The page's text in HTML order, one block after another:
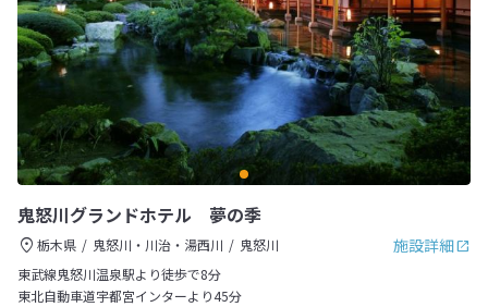
鬼怒川グランドホテル 夢の季
施設詳細
栃木県 鬼怒川・川治・湯西川
鬼怒川
東武線鬼怒川温泉駅より徒歩で8分
東北自動車道宇都宮インターより45分